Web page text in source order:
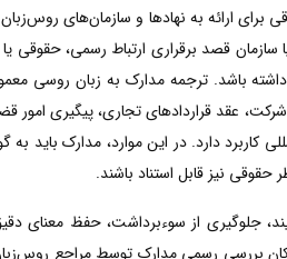
برای ارائه به نهادها و سازمان‌های
سازمان قصد برقراری ارتباط رسمی، حقوقی یا
باشد. ترجمه مدارک به زبان روسی
عقد قراردادهای تجاری، پیگیری امور
کاربرد دارد. در این موارد، مدارک باید
حقوقی نیز قابل استناد باشند.
جلوگیری از سوءبرداشت، حفظ معنای
بررسی رسمی مدارک توسط مراجع